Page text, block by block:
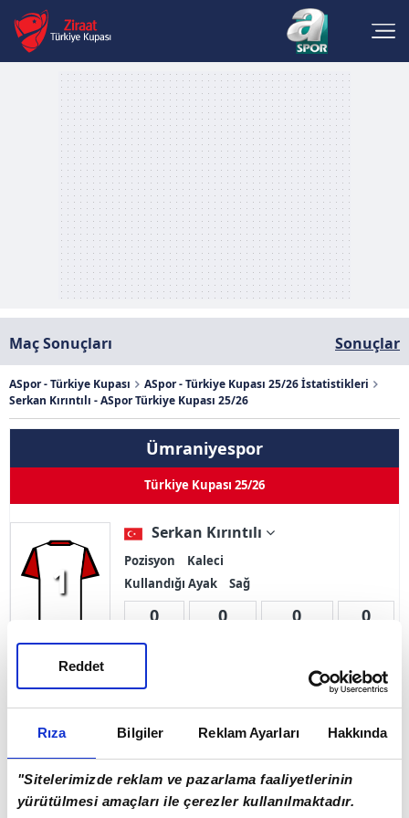
Rıza Bilgiler Reklam Ayarları Hakkında
"Sitelerimizde reklam ve pazarlama faaliyetlerinin
yürütülmesi amaçları ile çerezler kullanılmaktadır.
Reddet
Maç Sonuçları Sonuçlar
ASpor - Türkiye Kupası
ASpor - Türkiye Kupası 25/26 İstatistikleri
Serkan Kırıntılı - ASpor Türkiye Kupası 25/26
Ümraniyespor
Türkiye Kupası 25/26
1
Serkan Kırıntılı
Pozisyon
Kaleci
Kullandığı Ayak
Sağ
0
Goller
0 0 0
Sarı Kart 0 Çift Kart 0
Adı Soyadı Serkan Kırıntılı
Doğum Tarihi 15.02.1985
Ülke Türkiye